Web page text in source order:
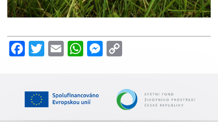
Facebook
Twitter
EmailWhatsApp
Messenger